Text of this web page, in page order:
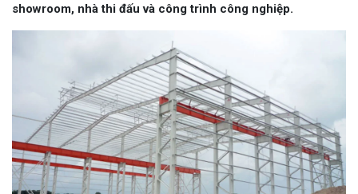
showroom, nhà thi đấu và công trình công nghiệp.